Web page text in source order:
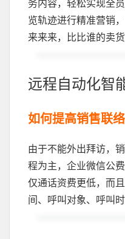
览轨迹进行精准营销
来来来，比比谁的卖货
远程自动化智
如何提高销售联
由于不能外出拜访，
程为主，企业微信公
仅通话资费更低，而
间、呼叫对象、呼叫